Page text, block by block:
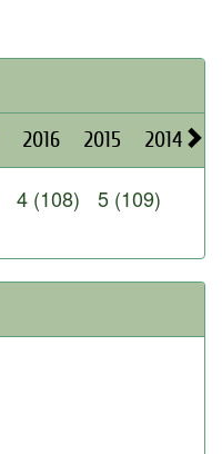
2016 2015 2014
4 (108)
5 (109)